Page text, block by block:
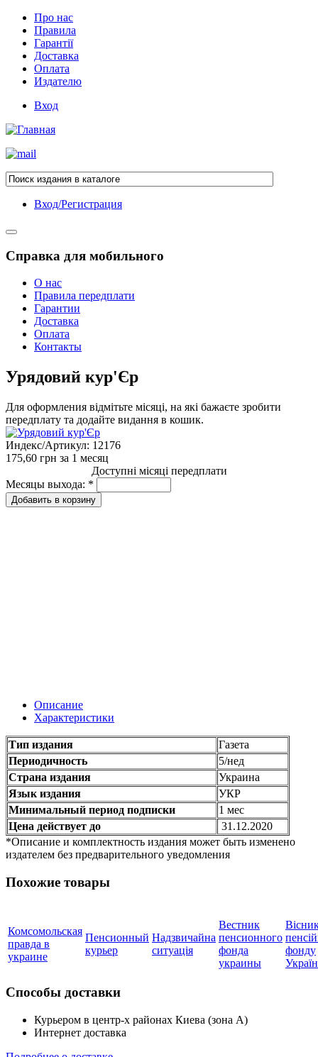
Про нас
Правила
Гарантії
Доставка
Оплата
Издателю
Вход
Вход/Регистрация
Справка для мобильного
О нас
Правила передплати
Гарантии
Доставка
Оплата
Контакты
Урядовий кур'Єр
Для оформления відмітьте місяці, на які бажаєте зробити
передплату та додайте видання в кошик.
Индекс/Артикул: 12176
175,60 грн за 1 месяц
Доступні місяці передплати
Месяцы выхода: *
Описание
Характеристики
Тип издания
Газета
Периодичность
5/нед
Страна издания
Украина
Язык издания
УКР
Минимальный период подписки
1 мес
Цена действует до
31.12.2020
*Описание и комплектность издания может быть изменено
издателем без предварительного уведомления
Похожие товары
Комсомольская
правда в
украине
Пенсионный
курьер
Надзвичайна
ситуація
Вестник
пенсионного
фонда
украины
фонду
Способы доставки
Курьером в центр-х районах Киева (зона А)
Интернет доставка